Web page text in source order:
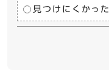
見つけにくかった